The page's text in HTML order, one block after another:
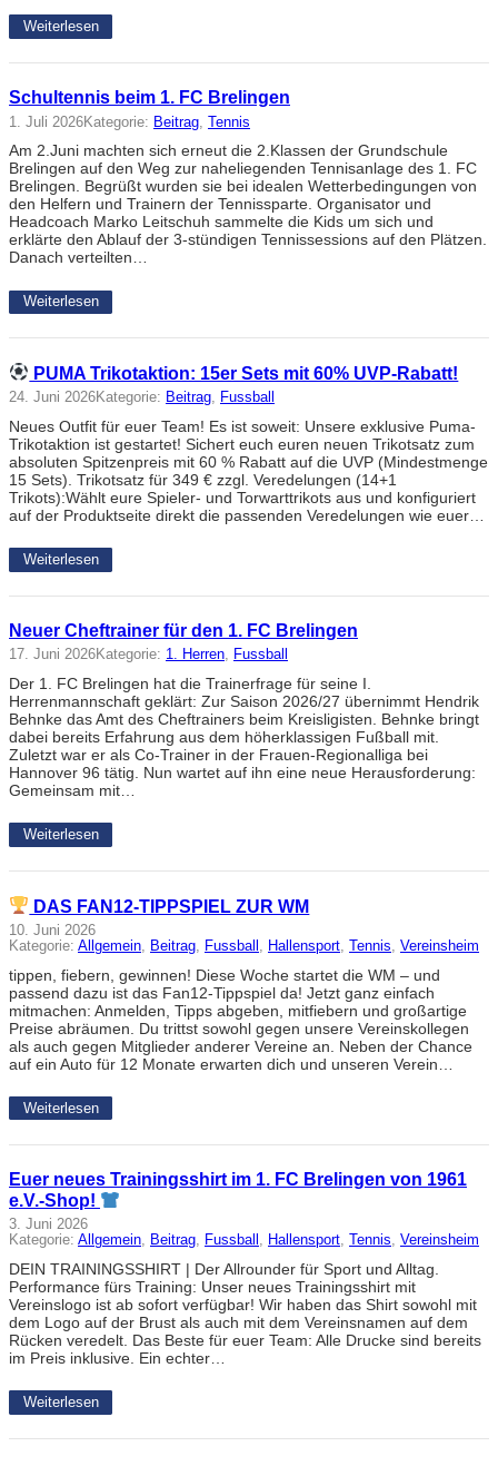
Weiterlesen
Schultennis beim 1. FC Brelingen
1. Juli 2026Kategorie: Beitrag Tennis
Am 2.Juni machten sich erneut die 2.Klassen der Grundschule
Brelingen auf den Weg zur naheliegenden Tennisanlage des 1. FC
Brelingen. Begrüßt wurden sie bei idealen Wetterbedingungen von
den Helfern und Trainern der Tennissparte. Organisator und
Headcoach Marko Leitschuh sammelte die Kids um sich und
erklärte den Ablauf der 3-stündigen Tennissessions auf den Plätzen.
Danach verteilten…
Weiterlesen
PUMA Trikotaktion: 15er Sets mit 60% UVP-Rabatt!
24. Juni 2026Kategorie: Beitrag, Fussball
Neues Outfit für euer Team! Es ist soweit: Unsere exklusive Puma-
Trikotaktion ist gestartet! Sichert euch euren neuen Trikotsatz zum
absoluten Spitzenpreis mit 60 % Rabatt auf die UVP (Mindestmenge
15 Sets). Trikotsatz für 349 € zzgl. Veredelungen (14+1
Trikots):Wählt eure Spieler- und Torwarttrikots aus und konfiguriert
auf der Produktseite direkt die passenden Veredelungen wie euer…
Weiterlesen
Neuer Cheftrainer für den 1. FC Brelingen
17. Juni 2026Kategorie: 1. Herren, Fussball
Der 1. FC Brelingen hat die Trainerfrage für seine I.
Herrenmannschaft geklärt: Zur Saison 2026/27 übernimmt Hendrik
Behnke das Amt des Cheftrainers beim Kreisligisten. Behnke bringt
dabei bereits Erfahrung aus dem höherklassigen Fußball mit.
Zuletzt war er als Co-Trainer in der Frauen-Regionalliga bei
Hannover 96 tätig. Nun wartet auf ihn eine neue Herausforderung:
Gemeinsam mit…
Weiterlesen
DAS FAN12-TIPPSPIEL ZUR WM
10. Juni 2026
Kategorie: Allgemein, Beitrag, Fussball , Hallensport, Tennis, Vereinsheim
tippen, fiebern, gewinnen! Diese Woche startet die WM – und
passend dazu ist das Fan12-Tippspiel da! Jetzt ganz einfach
mitmachen: Anmelden, Tipps abgeben, mitfiebern und großartige
Preise abräumen. Du trittst sowohl gegen unsere Vereinskollegen
als auch gegen Mitglieder anderer Vereine an. Neben der Chance
auf ein Auto für 12 Monate erwarten dich und unseren Verein…
Weiterlesen
Euer neues Trainingsshirt im 1. FC Brelingen von 1961
e.V.-Shop!
3. Juni 2026
Kategorie: Allgemein, Beitrag, Fussball , Hallensport, Tennis, Vereinsheim
DEIN TRAININGSSHIRT | Der Allrounder für Sport und Alltag.
Performance fürs Training: Unser neues Trainingsshirt mit
Vereinslogo ist ab sofort verfügbar! Wir haben das Shirt sowohl mit
dem Logo auf der Brust als auch mit dem Vereinsnamen auf dem
Rücken veredelt. Das Beste für euer Team: Alle Drucke sind bereits
im Preis inklusive. Ein echter…
Weiterlesen